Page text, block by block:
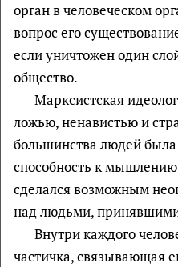
орган в человеческом
вопрос его
если уничтожен один
общество.
Марксистская
ложью, ненавистью и
большинства людей
способность к
сделался возможным
над людьми,
Внутри каждого
частичка, связывающая